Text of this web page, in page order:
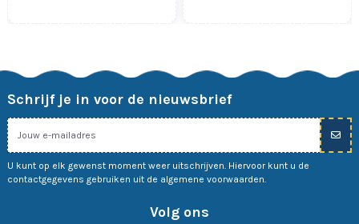
Schrijf je in voor de nieuwsbrief
U kunt op elk gewenst moment weer uitschrijven. Hiervoor kunt u de
contactgegevens gebruiken uit de algemene voorwaarden.
Volg ons